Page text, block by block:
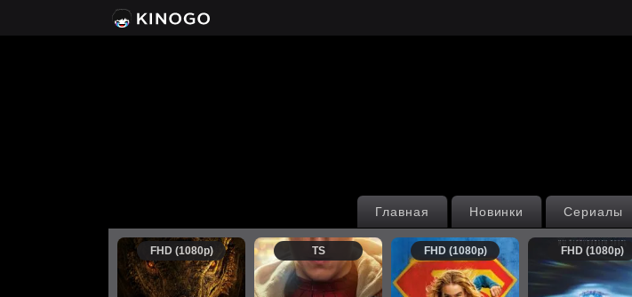
Сериалы
Новинки
Главная
FHD (1080p) TS FHD (1080p) FHD (1080p)